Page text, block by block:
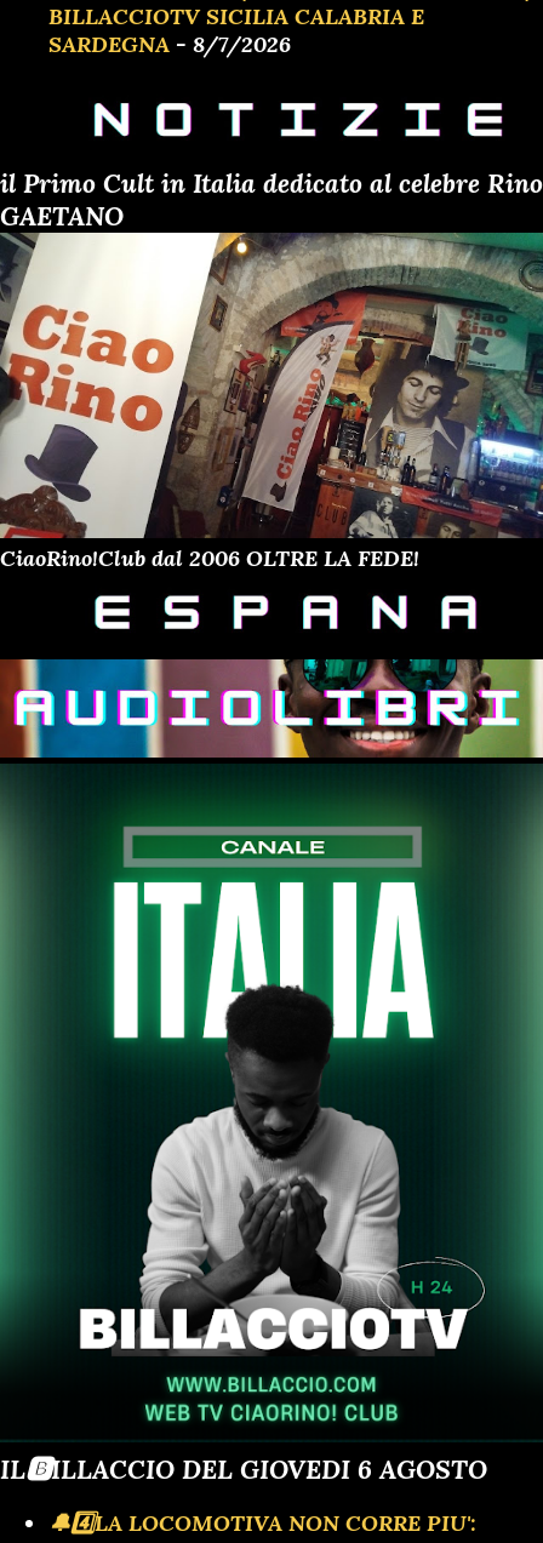
BILLACCIOTV SICILIA CALABRIA E
SARDEGNA - 8/7/2026
il Primo Cult in Italia dedicato al celebre Rino
GAETANO
CiaoRino!Club dal 2006 OLTRE LA FEDE!
IL🅱️ILLACCIO DEL GIOVEDI 6 AGOSTO
🔔4️⃣LA LOCOMOTIVA NON CORRE PIU':